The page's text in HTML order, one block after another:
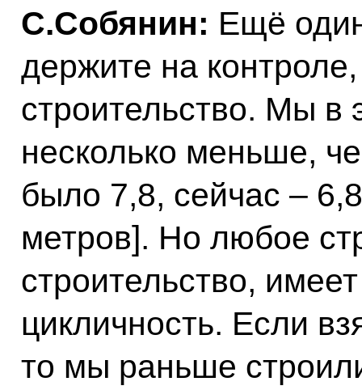
С.Собянин: Ещё
держите на
строительство. Мы в
несколько меньше,
было 7,8, сейчас –
метров]. Но любое
строительство,
цикличность. Если
то мы раньше